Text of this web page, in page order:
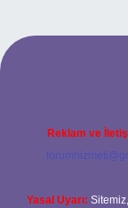
Reklam ve
Yasal Uyarı: